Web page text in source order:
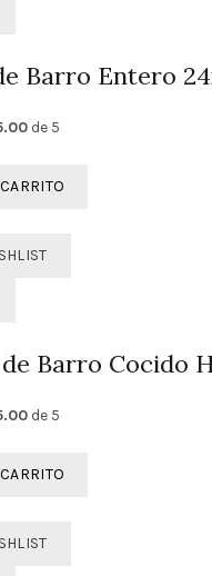
Barro Entero
de 5
Barro Cocido
de 5